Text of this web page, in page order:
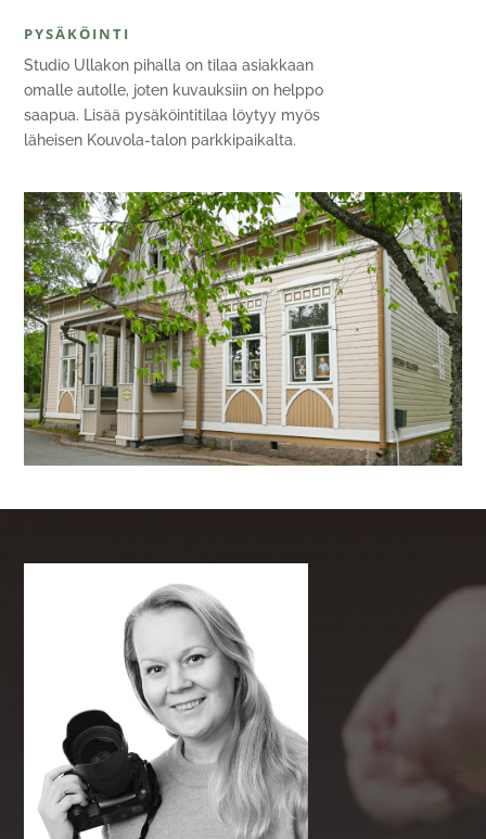
PYSÄKÖINTI
Studio Ullakon pihalla on tilaa asiakkaan
omalle autolle, joten kuvauksiin on helppo
saapua. Lisää pysäköintitilaa löytyy myös
läheisen Kouvola-talon parkkipaikalta.